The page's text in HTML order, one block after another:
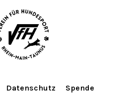
Datenschutz
Spende